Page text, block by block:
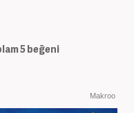
5beğeni
Makroo